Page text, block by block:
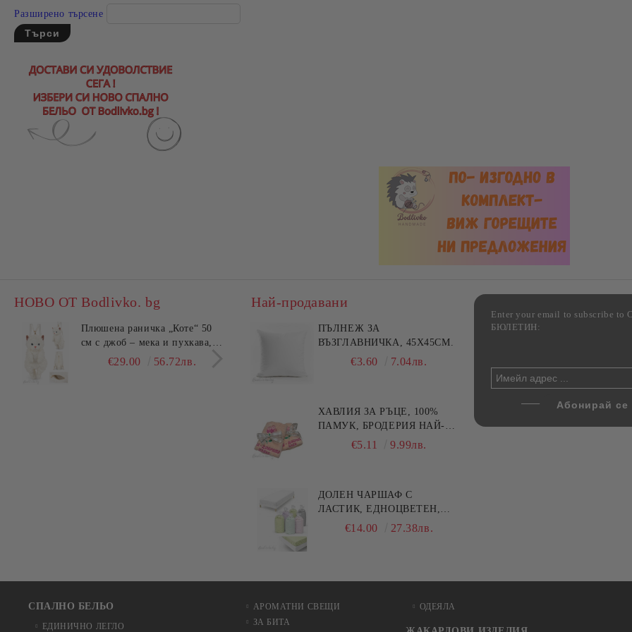
Разширено търсене
НОВО ОТ Bodlivko. bg
Плюшена раничка „Коте“ 50
см с джоб – мека и пухкава,
€29.00 56.72лв.
Комплект жакардова калъфка
45x45 см и тишлайфер 45x140
см – Къща с цветя
€22.49 43.99лв.
€25.00
Комплект 2 стъклени тави
Най-продавани
ПЪЛНЕЖ ЗА
ВЪЗГЛАВНИЧКА, 45X45СМ.
€3.60 7.04лв.
ХАВЛИЯ ЗА РЪЦЕ, 100%
ПАМУК, БРОДЕРИЯ НАЙ-
ДОБАРАТА МАЙКА/БАБА ,
€5.11 9.99лв.
ДОЛЕН ЧАРШАФ С
ЛАСТИК, ЕДНОЦВЕТЕН,
100% ПАМУК, РАЗЛИЧНИ
€14.00 27.38лв.
Enter your email to subscribe
БЮЛЕТИН:
СПАЛНО БЕЛЬО
ЕДИНИЧНО ЛЕГЛО
АРОМАТНИ СВЕЩИ
ЗА БИТА
ОДЕЯЛА